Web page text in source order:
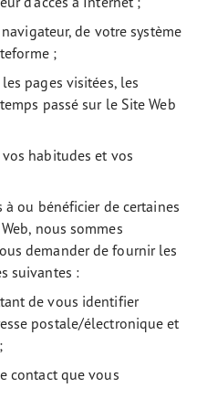
de votre système
;
pages visitées, les
passé sur le Site Web
habitudes et vos
à ou bénéficier de certaines
nous sommes
demander de fournir les
suivantes :
de vous identifier
postale/électronique et
contact que vous